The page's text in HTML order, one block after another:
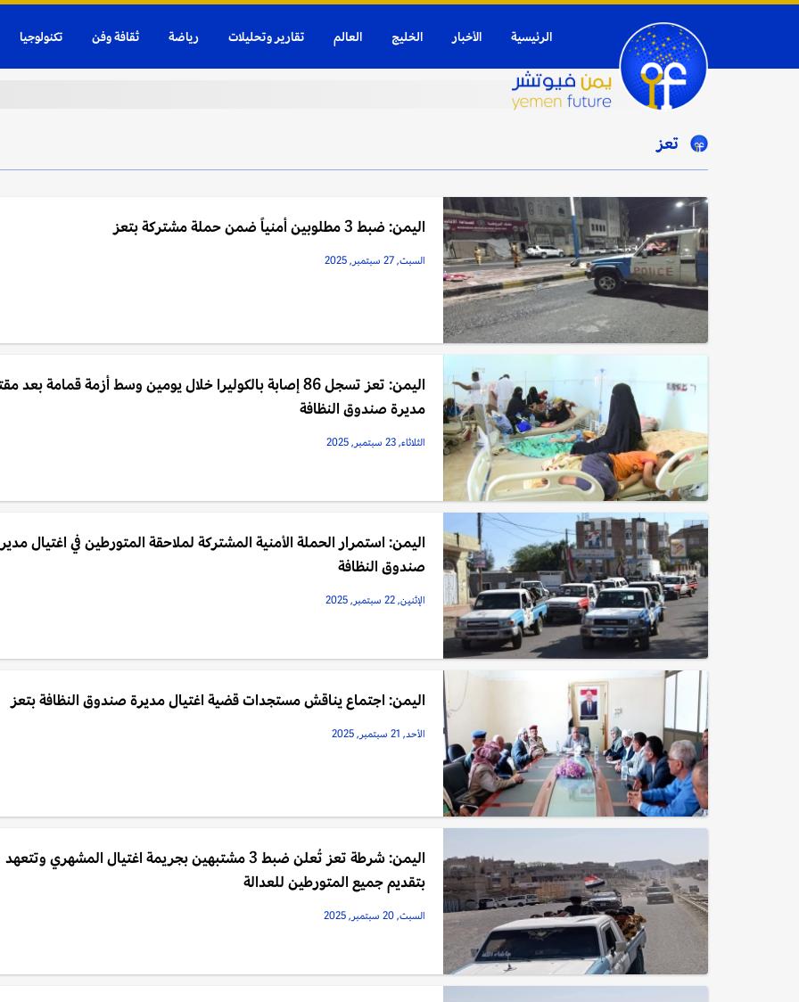
الرئيسية الأخبار الخليج العالم تقارير وتحليلات رياضة ثقافة وفن تكنولوجيا
تعز
اليمن: ضبط 3 مطلوبين أمنياً ضمن حملة مشتركة بتعز
السبت, 27 سبتمبر, 2025
اليمن: تعز تسجل 86 إصابة بالكوليرا خلال يومين وسط أزمة قمامة بعد
مديرة صندوق النظافة
الثلاثاء, 23 سبتمبر, 2025
اليمن: استمرار الحملة الأمنية المشتركة لملاحقة المتورطين في اغتيال
صندوق النظافة
الإثنين, 22 سبتمبر, 2025
اليمن: اجتماع يناقش مستجدات قضية اغتيال مديرة صندوق النظافة بتعز
الأحد, 21 سبتمبر, 2025
اليمن: شرطة تعز تُعلن ضبط 3 مشتبهين بجريمة اغتيال المشهري وتتعهد
بتقديم جميع المتورطين للعدالة
السبت, 20 سبتمبر, 2025